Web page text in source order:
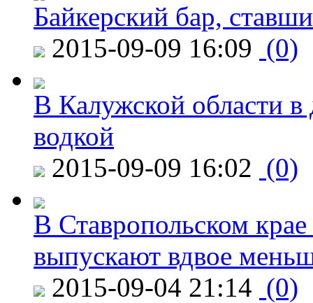
Байкерский бар,
2015-09-09 16:09 (0)
В Калужской области в
водкой
2015-09-09 16:02 (0)
В Ставропольском
выпускают вдвое
2015-09-04 21:14 (0)